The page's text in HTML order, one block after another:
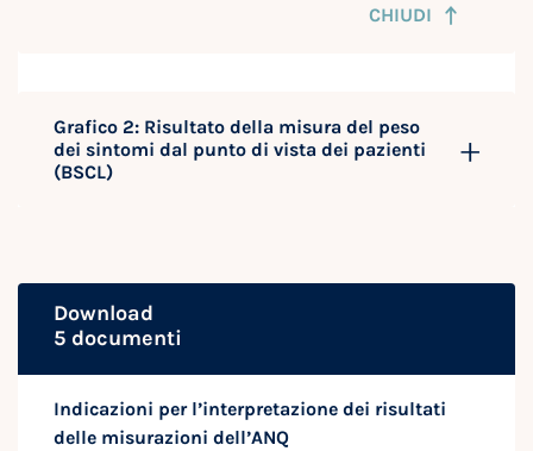
CHIUDI
Grafico 2: Risultato della misura del peso
dei sintomi dal punto di vista dei pazienti
(BSCL)
Download
5 documenti
Indicazioni per l’interpretazione dei risultati
delle misurazioni dell’ANQ